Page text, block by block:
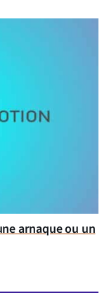
arnaque ou un